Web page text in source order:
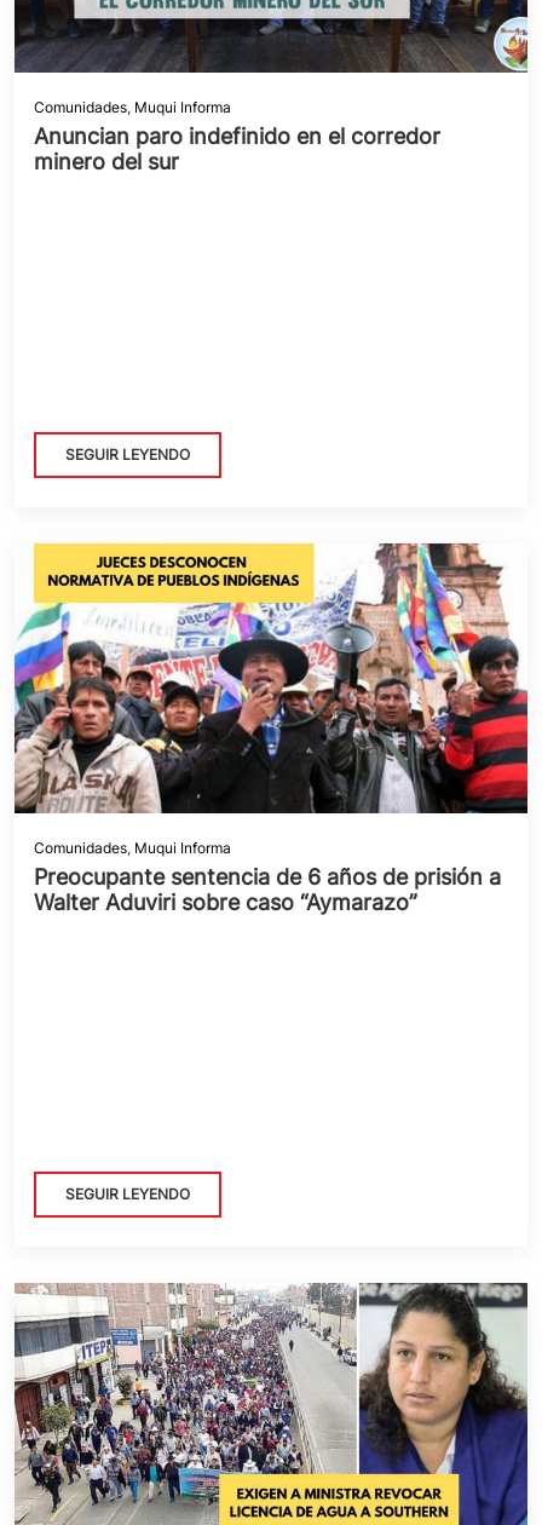
Comunidades, Muqui Informa
Anuncian paro indefinido en el corredor
minero del sur
SEGUIR LEYENDO
Comunidades, Muqui Informa
Preocupante sentencia de 6 años de prisión a
Walter Aduviri sobre caso “Aymarazo”
SEGUIR LEYENDO